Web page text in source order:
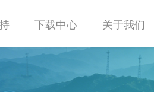
下载中心 关于我们